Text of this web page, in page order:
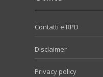
Contatti e RPD
Disclaimer
Privacy policy